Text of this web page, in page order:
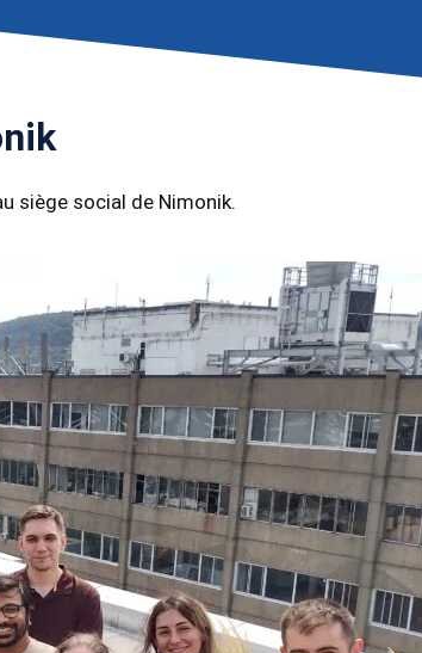
siège social de Nimonik.